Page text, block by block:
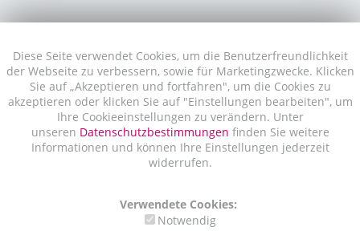
Diese Seite verwendet Cookies, um die Benutzerfreundlichkeit
der Webseite zu verbessern, sowie für Marketingzwecke. Klicken
Sie auf „Akzeptieren und fortfahren", um die Cookies zu
akzeptieren oder klicken Sie auf "Einstellungen bearbeiten", um
Ihre Cookieeinstellungen zu verändern. Unter
unseren Datenschutzbestimmungen finden Sie weitere
Informationen und können Ihre Einstellungen jederzeit
widerrufen.
Verwendete Cookies:
Notwendig